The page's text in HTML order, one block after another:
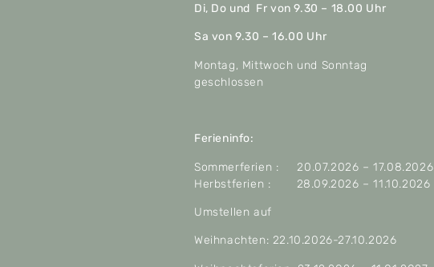
Di, Do und Fr von 9.30 – 18.00 Uhr
Sa von 9.30 – 16.00 Uhr
Montag, Mittwoch und Sonntag
geschlossen
Ferieninfo:
Sommerferien : 20.07.2026 – 17.08.2026
Herbstferien : 28.09.2026 – 11.10.2026
Umstellen auf
Weihnachten: 22.10.2026-27.10.2026